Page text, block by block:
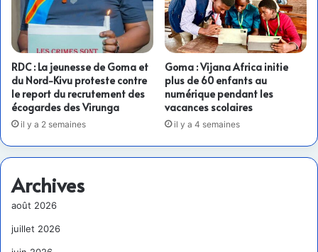
RDC : La jeunesse de Goma et
du Nord-Kivu proteste contre
le report du recrutement des
écogardes des Virunga
il y a 2 semaines
Goma : Vijana Africa initie
plus de 60 enfants au
numérique pendant les
vacances scolaires
il y a 4 semaines
Archives
août 2026
juillet 2026